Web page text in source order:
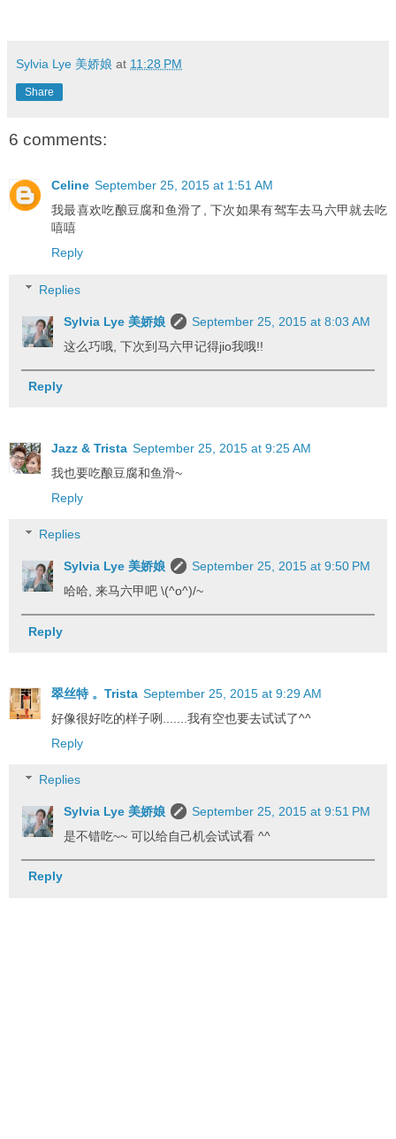
Sylvia Lye 美娇娘 at 11:28 PM
Share
6 comments:
Celine September 25, 2015 at 1:51 AM
我最喜欢吃酿豆腐和鱼滑了, 下次如果有驾车去马六甲就去吃
嘻嘻
Reply
Replies
Sylvia Lye 美娇娘
September 25, 2015 at 8:03 AM
这么巧哦, 下次到马六甲记得jio我哦!!
Reply
Jazz & Trista September 25, 2015 at 9:25 AM
我也要吃酿豆腐和鱼滑~
Reply
Replies
Sylvia Lye 美娇娘
September 25, 2015 at 9:50 PM
哈哈, 来马六甲吧 \(^o^)/~
Reply
翠丝特 。Trista September 25, 2015 at 9:29 AM
好像很好吃的样子咧.......我有空也要去试试了^^
Reply
Replies
Sylvia Lye 美娇娘
September 25, 2015 at 9:51 PM
是不错吃~~ 可以给自己机会试试看 ^^
Reply